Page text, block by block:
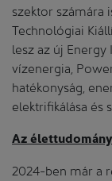
szektor számára
Technológiai
lesz az új
vízenergia,
hatékonyság,
elektrifikálása és
Az
2024-ben már a